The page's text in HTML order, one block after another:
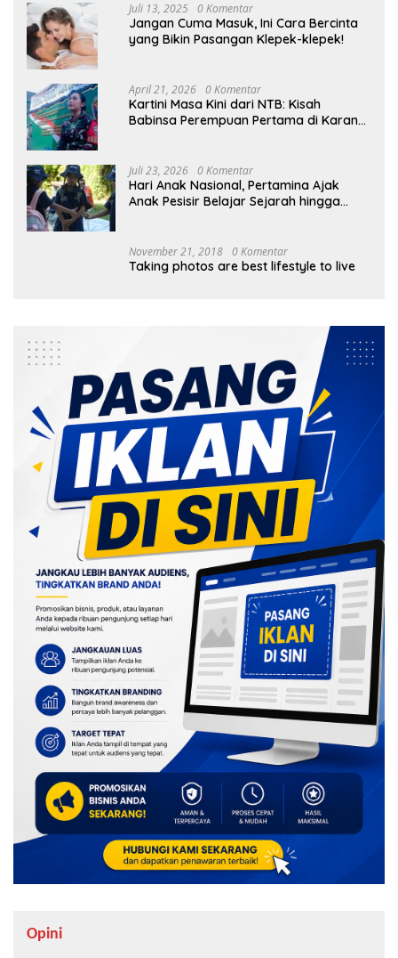
Juli 13, 2025 0 Komentar
Jangan Cuma Masuk, Ini Cara Bercinta
yang Bikin Pasangan Klepek-klepek!
April 21, 2026 0 Komentar
Kartini Masa Kini dari NTB: Kisah
Babinsa Perempuan Pertama di Karang
Juli 23, 2026 0 Komentar
Hari Anak Nasional, Pertamina Ajak
Anak Pesisir Belajar Sejarah hingga
November 21, 2018 0 Komentar
Taking photos are best lifestyle to live
Opini